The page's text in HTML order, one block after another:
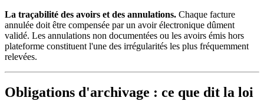
La traçabilité des avoirs et des annulations. Chaque facture
annulée doit être compensée par un avoir électronique dûment
validé. Les annulations non documentées ou les avoirs émis hors
plateforme constituent l'une des irrégularités les plus fréquemment
relevées.
Obligations d'archivage : ce que dit la loi